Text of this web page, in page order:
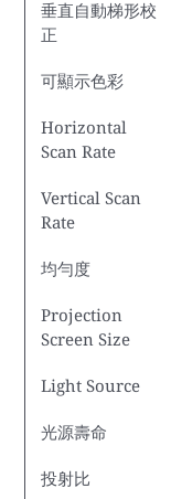
垂直自動梯形校
正
可顯示色彩
Horizontal
Scan Rate
Vertical Scan
Rate
均勻度
Projection
Screen Size
Light Source
光源壽命
投射比